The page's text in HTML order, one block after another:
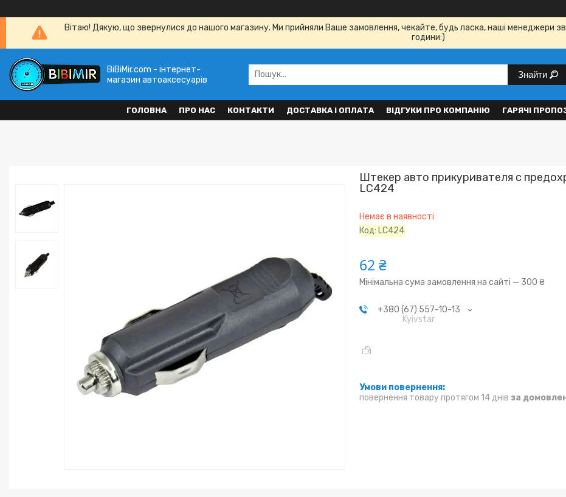
Вітаю! Дякую, що звернулися до нашого магазину. Ми прийняли Ваше замовлення, чекайте, будь ласка, наші менеджери
години:)
BiBiMir.com - інтернет-
магазин автоаксесуарів
Знайти
ГОЛОВНА ПРО НАС КОНТАКТИ ДОСТАВКА І ОПЛАТА ВІДГУКИ ПРО КОМПАНІЮ ГАРЯЧІ
Штекер авто прикуривателя с
LC424
Немає в наявності
Код: LC424
62 ₴
Мінімальна сума замовлення на сайті — 300 ₴
+380 (67) 557-10-13
Kyivstar
повернення товару протягом 14 днів за